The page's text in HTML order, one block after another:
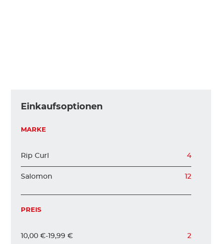
KINDER
ZUBEHÖR
VERLEIH
DAS IST INSIDER
Einkaufsoptionen
MARKE
Rip Curl 4
Salomon 12
PREIS
10,00 €-19,99 € 2